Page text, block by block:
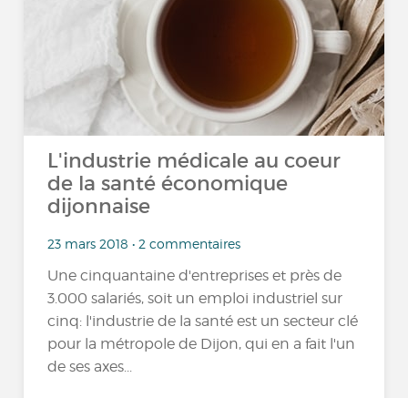
L'industrie médicale au coeur
de la santé économique
dijonnaise
23 mars 2018 • 2 commentaires
Une cinquantaine d'entreprises et près de
3.000 salariés, soit un emploi industriel sur
cinq: l'industrie de la santé est un secteur clé
pour la métropole de Dijon, qui en a fait l'un
de ses axes...